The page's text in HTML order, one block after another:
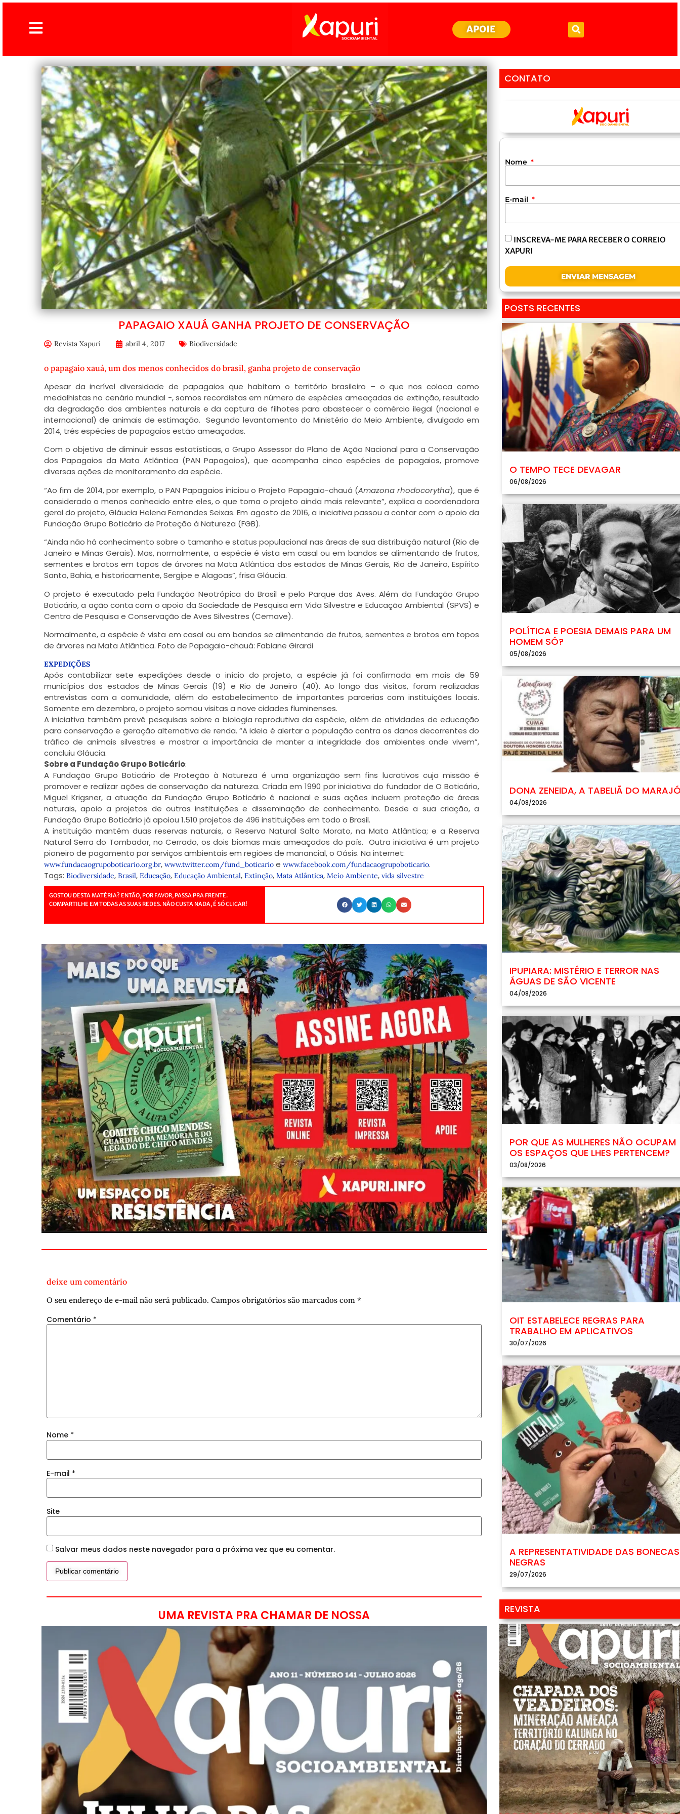
APOIE
PAPAGAIO XAUÁ GANHA PROJETO DE CONSERVAÇÃO
Revista Xapuri abril 4, 2017 Biodiversidade
o papagaio xauá, um dos menos conhecidos do brasil, ganha projeto de conservação
Apesar da incrível diversidade de papagaios que habitam o território brasileiro – o que nos coloca como
medalhistas no cenário mundial -, somos recordistas em número de espécies ameaçadas de extinção, resultado
da degradação dos ambientes naturais e da captura de filhotes para abastecer o comércio ilegal (nacional e
internacional) de animais de estimação. Segundo levantamento do Ministério do Meio Ambiente, divulgado em
2014, três espécies de papagaios estão ameaçadas.
Com o objetivo de diminuir essas estatísticas, o Grupo Assessor do Plano de Ação Nacional para a Conservação
dos Papagaios da Mata Atlântica (PAN Papagaios), que acompanha cinco espécies de papagaios, promove
diversas ações de monitoramento da espécie.
“Ao fim de 2014, por exemplo, o PAN Papagaios iniciou o Projeto Papagaio-chauá (Amazona rhodocorytha), que é
considerado o menos conhecido entre eles, o que torna o projeto ainda mais relevante”, explica a coordenadora
geral do projeto, Gláucia Helena Fernandes Seixas. Em agosto de 2016, a iniciativa passou a contar com o apoio da
Fundação Grupo Boticário de Proteção à Natureza (FGB).
“Ainda não há conhecimento sobre o tamanho e status populacional nas áreas de sua distribuição natural (Rio de
Janeiro e Minas Gerais). Mas, normalmente, a espécie é vista em casal ou em bandos se alimentando de frutos,
sementes e brotos em topos de árvores na Mata Atlântica dos estados de Minas Gerais, Rio de Janeiro, Espírito
Santo, Bahia, e historicamente, Sergipe e Alagoas”, frisa Gláucia.
O projeto é executado pela Fundação Neotrópica do Brasil e pelo Parque das Aves. Além da Fundação Grupo
Boticário, a ação conta com o apoio da Sociedade de Pesquisa em Vida Silvestre e Educação Ambiental (SPVS) e
Centro de Pesquisa e Conservação de Aves Silvestres (Cemave).
Normalmente, a espécie é vista em casal ou em bandos se alimentando de frutos, sementes e brotos em topos
de árvores na Mata Atlântica. Foto de Papagaio-chauá: Fabiane Girardi
EXPEDIÇÕES
Após contabilizar sete expedições desde o início do projeto, a espécie já foi confirmada em mais de 59
municípios dos estados de Minas Gerais (19) e Rio de Janeiro (40). Ao longo das visitas, foram realizadas
entrevistas com a comunidade, além do estabelecimento de importantes parcerias com instituições locais.
Somente em dezembro, o projeto somou visitas a nove cidades fluminenses.
A iniciativa também prevê pesquisas sobre a biologia reprodutiva da espécie, além de atividades de educação
para conservação e geração alternativa de renda. “A ideia é alertar a população contra os danos decorrentes do
tráfico de animais silvestres e mostrar a importância de manter a integridade dos ambientes onde vivem”,
concluiu Gláucia.
Sobre a Fundação Grupo Boticário:
A Fundação Grupo Boticário de Proteção à Natureza é uma organização sem fins lucrativos cuja missão é
promover e realizar ações de conservação da natureza. Criada em 1990 por iniciativa do fundador de O Boticário,
Miguel Krigsner, a atuação da Fundação Grupo Boticário é nacional e suas ações incluem proteção de áreas
naturais, apoio a projetos de outras instituições e disseminação de conhecimento. Desde a sua criação, a
Fundação Grupo Boticário já apoiou 1.510 projetos de 496 instituições em todo o Brasil.
A instituição mantém duas reservas naturais, a Reserva Natural Salto Morato, na Mata Atlântica; e a Reserva
Natural Serra do Tombador, no Cerrado, os dois biomas mais ameaçados do país. Outra iniciativa é um projeto
pioneiro de pagamento por serviços ambientais em regiões de manancial, o Oásis. Na internet:
www.fundacaogrupoboticario.org.br, www.twitter.com/fund_ boticarioe www.facebook.com/fundacaogrupoboticario.
Tags: Biodiversidade, Brasil, Educação, Educação Ambiental, Extinção, Mata Atlântica, Meio Ambiente, vida silvestre
GOSTOU DESTA MATÉRIA? ENTÃO, POR FAVOR, PASSA PRA FRENTE.
COMPARTILHE EM TODAS AS SUAS REDES. NÃO CUSTA NADA, É SÓ CLICAR!
deixe um comentário
O seu endereço de e-mail não será publicado. Campos obrigatórios são marcados com *
Comentário *
Nome *
E-mail *
Site
Salvar meus dados neste navegador para a próxima vez que eu comentar.
UMA REVISTA PRA CHAMAR DE NOSSA
CONTATO
Nome
E-mail
INSCREVA-ME PARA RECEBER O CORREIO
XAPURI
ENVIAR MENSAGEM
POSTS RECENTES
O TEMPO TECE DEVAGAR
06/08/2026
POLÍTICA E POESIA DEMAIS PARA UM
HOMEM SÓ?
05/08/2026
DONA ZENEIDA, A TABELIÃ DO
04/08/2026
IPUPIARA: MISTÉRIO E TERROR NAS
ÁGUAS DE SÃO VICENTE
04/08/2026
POR QUE AS MULHERES NÃO OCUPAM
OS ESPAÇOS QUE LHES PERTENCEM?
03/08/2026
OIT ESTABELECE REGRAS PARA
TRABALHO EM APLICATIVOS
30/07/2026
A REPRESENTATIVIDADE DAS BONECAS
NEGRAS
29/07/2026
REVISTA